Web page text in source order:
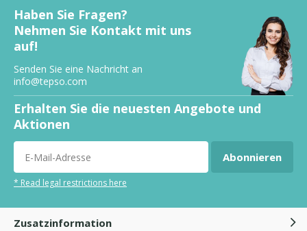
Haben Sie Fragen?
Nehmen Sie Kontakt mit uns
auf!
Senden Sie eine Nachricht an
info@tepso.com
Erhalten Sie die neuesten Angebote und
Aktionen
Abonnieren
* Read legal restrictions here
Zusatzinformation